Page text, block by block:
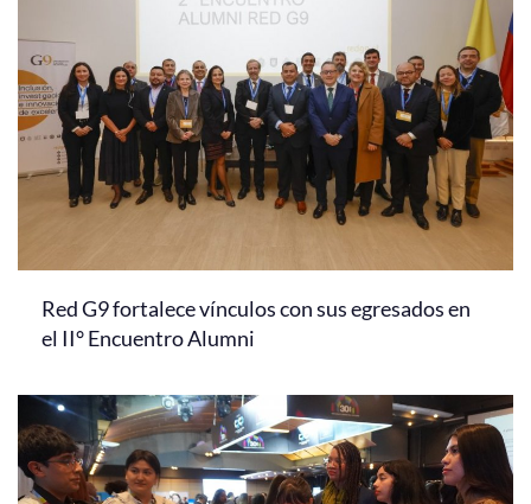
Red G9 fortalece vínculos con sus egresados en
el II° Encuentro Alumni